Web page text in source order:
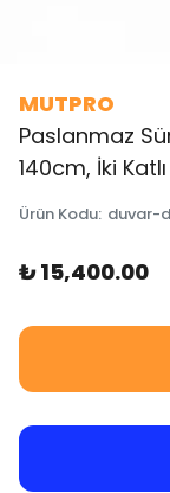
MUTPRO
Paslanmaz
140cm, İki
Ürün Kodu: duvar-
₺ 15,400.00